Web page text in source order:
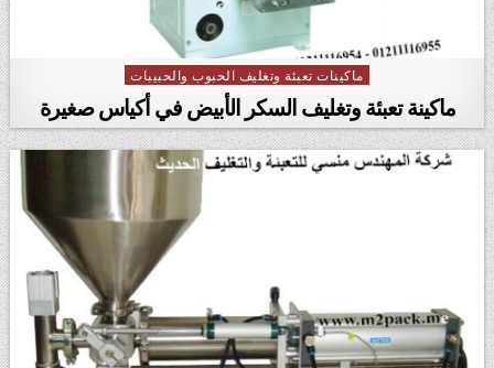
Posted in
ماكينات تعبئة وتغليف الحبوب والحبيبات
ماكينة تعبئة وتغليف السكر الأبيض في أكياس صغيرة